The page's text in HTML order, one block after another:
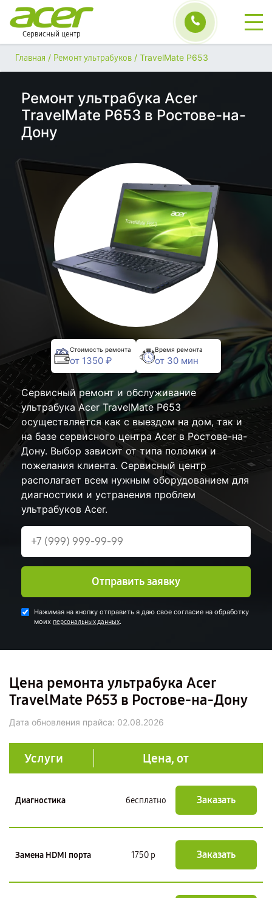
Сервисный центр
Главная / Ремонт ультрабуков / TravelMate P653
Ремонт ультрабука Acer
TravelMate P653 в Ростове-на-
Дону
Стоимость ремонта
от 1350 ₽
Время ремонта
от 30 мин
Сервисный ремонт и обслуживание
ультрабука Acer TravelMate P653
осуществляется как с выездом на дом, так и
на базе сервисного центра Acer в Ростове-на-
Дону. Выбор зависит от типа поломки и
пожелания клиента. Сервисный центр
располагает всем нужным оборудованием для
диагностики и устранения проблем
ультрабуков Acer.
Отправить заявку
Нажимая на кнопку отправить я даю свое согласие на обработку
моих персональных данных.
Цена ремонта ультрабука Acer
TravelMate P653 в Ростове-на-Дону
Дата обновления прайса: 02.08.2026
Услуги Цена, от
Диагностика бесплатно Заказать
Замена HDMI порта 1750 р Заказать